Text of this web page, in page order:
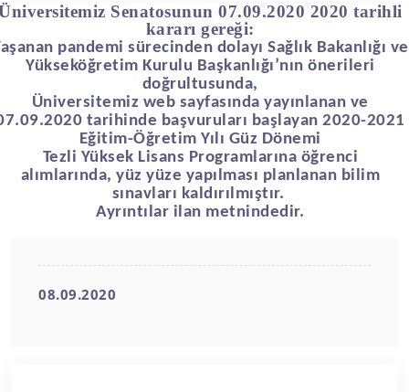
Senatosunun 07.09.2020 2020 tarihli
kararı gereği:
pandemi sürecinden dolayı Sağlık Bakanlığı ve
Yükseköğretim Kurulu Başkanlığı’nın önerileri
doğrultusunda,
Üniversitemiz web sayfasında yayınlanan ve
tarihinde başvuruları başlayan 2020-2021
Eğitim-Öğretim Yılı Güz Dönemi
Tezli Yüksek Lisans Programlarına öğrenci
alımlarında, yüz yüze yapılması planlanan bilim
sınavları kaldırılmıştır.
Ayrıntılar ilan metnindedir.
08.09.2020